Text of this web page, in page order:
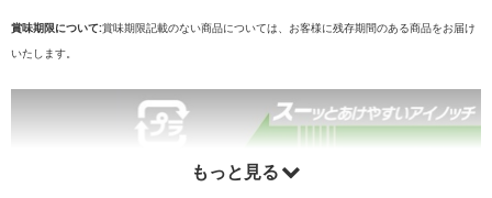
賞味期限について:賞味期限記載のない商品については、お客様に残存期間のある商品をお届け
いたします。
もっと見る